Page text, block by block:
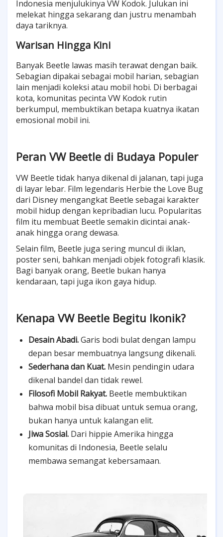
Indonesia menjulukinya VW Kodok. Julukan ini
melekat hingga sekarang dan justru menambah
daya tariknya.
Warisan Hingga Kini
Banyak Beetle lawas masih terawat dengan baik.
Sebagian dipakai sebagai mobil harian, sebagian
lain menjadi koleksi atau mobil hobi. Di berbagai
kota, komunitas pecinta VW Kodok rutin
berkumpul, membuktikan betapa kuatnya ikatan
emosional mobil ini.
Peran VW Beetle di Budaya Populer
VW Beetle tidak hanya dikenal di jalanan, tapi juga
di layar lebar. Film legendaris Herbie the Love Bug
dari Disney mengangkat Beetle sebagai karakter
mobil hidup dengan kepribadian lucu. Popularitas
film itu membuat Beetle semakin dicintai anak-
anak hingga orang dewasa.
Selain film, Beetle juga sering muncul di iklan,
poster seni, bahkan menjadi objek fotografi klasik.
Bagi banyak orang, Beetle bukan hanya
kendaraan, tapi juga ikon gaya hidup.
Kenapa VW Beetle Begitu Ikonik?
Desain Abadi.Garis bodi bulat dengan lampu
depan besar membuatnya langsung dikenali.
Sederhana dan Kuat. Mesin pendingin udara
dikenal bandel dan tidak rewel.
Filosofi Mobil Rakyat. Beetle membuktikan
bahwa mobil bisa dibuat untuk semua orang,
bukan hanya untuk kalangan elit.
Jiwa Sosial. Dari hippie Amerika hingga
komunitas di Indonesia, Beetle selalu
membawa semangat kebersamaan.